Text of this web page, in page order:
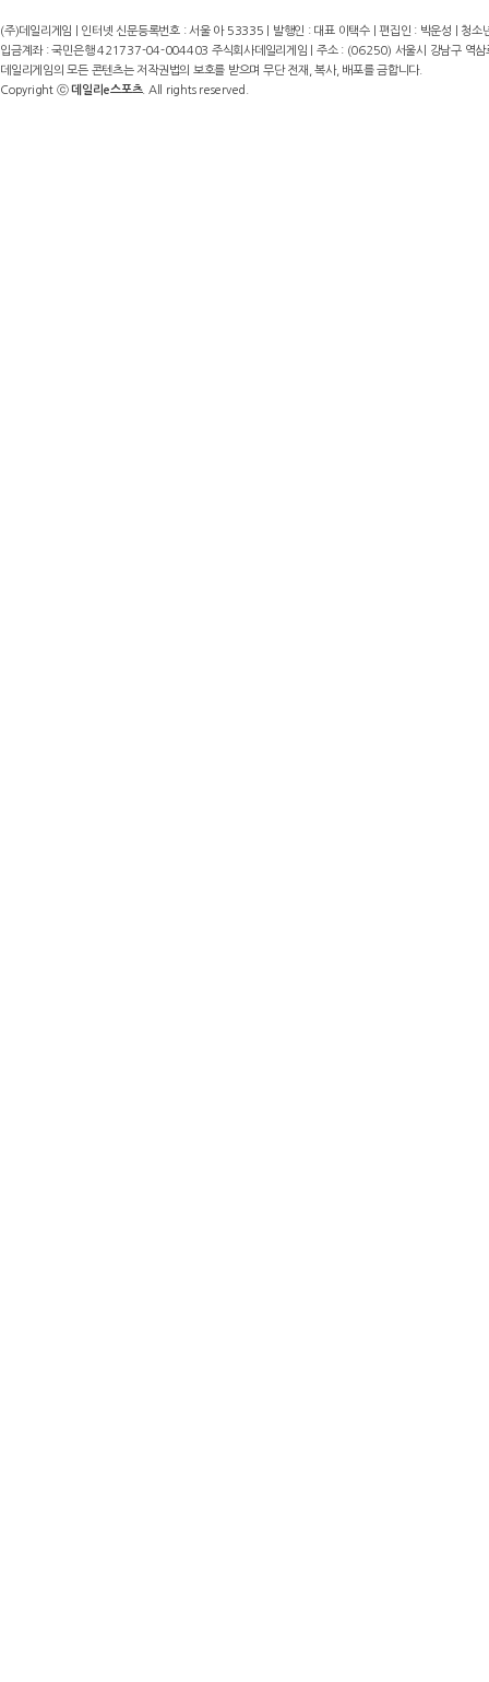
(주)데일리게임 | 인터넷 신문등록번호 : 서울 아 53335 | 발행인 : 대표 이택수 | 편집인 : 박운성 |
입금계좌 : 국민은행 421737-04-004403 주식회사데일리게임 | 주소 : (06250) 서울시 강남구
데일리게임의 모든 콘텐츠는 저작권법의 보호를 받으며 무단 전재, 복사, 배포를 금합니다.
Copyright ⓒ데일리e스포츠. All rights reserved.